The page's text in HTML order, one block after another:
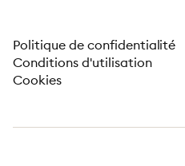
Politique de confidentialité
Conditions d'utilisation
Cookies